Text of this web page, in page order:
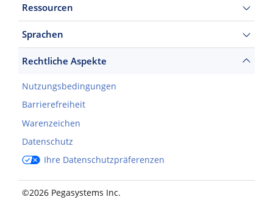
Ressourcen
Sprachen
Rechtliche Aspekte
Nutzungsbedingungen
Barrierefreiheit
Warenzeichen
Datenschutz
Ihre Datenschutzpräferenzen
©2026 Pegasystems Inc.